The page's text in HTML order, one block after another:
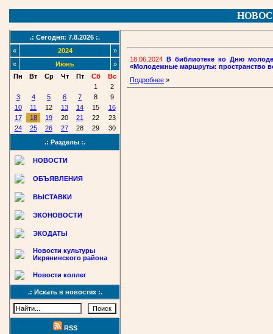
.: Сегодня: 7.8.2026 :.
«
2024
»
«
Июнь
»
Пн
Вт Ср Чт Пт Сб
Вс
1
2
3
4 5 6 7 8
9
10
11 12 13 14 15
16
17
18 19 20 21 22
23
24
25 26 27 28 29
30
.: Разделы :.
НОВОСТИ
ОБЪЯВЛЕНИЯ
ВЫСТАВКИ
ЭКОНОВОСТИ
ЭКОДАТЫ
Новости культуры
Икрянинского района
Новости коллег
.: Искать в новостях :.
RSS
18.06.2024 В библиотеке ко Дню
«Молодежные маршруты: пространство
Подробнее »